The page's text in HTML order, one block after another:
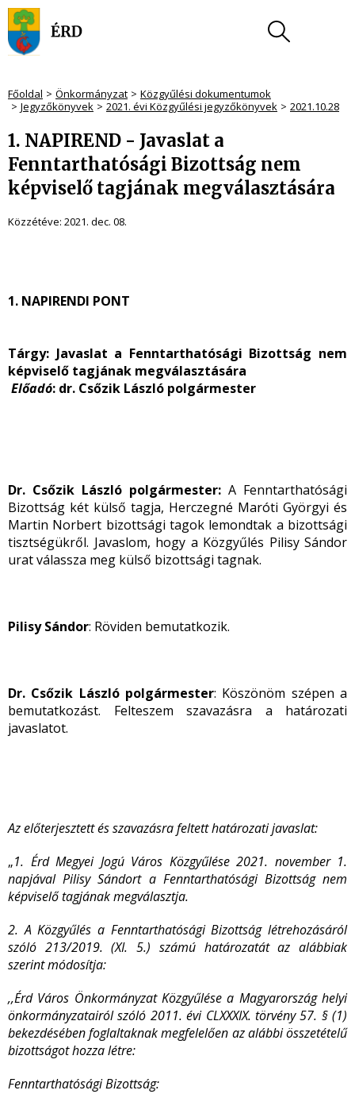
Főoldal Önkormányzat
Közgyűlési dokumentumok
Jegyzőkönyvek
2021. évi Közgyűlési jegyzőkönyvek 2021.10.28
1. NAPIREND - Javaslat a
Fenntarthatósági Bizottság nem
képviselő tagjának megválasztására
Közzétéve: 2021. dec. 08.
1. NAPIRENDI PONT
Tárgy: Javaslat a Fenntarthatósági Bizottság nem
képviselő tagjának megválasztására
Előadó: dr. Csőzik László polgármester
Dr. Csőzik László polgármester: A Fenntarthatósági
Bizottság két külső tagja, Herczegné Maróti Györgyi és
Martin Norbert bizottsági tagok lemondtak a bizottsági
tisztségükről. Javaslom, hogy a Közgyűlés Pilisy Sándor
urat válassza meg külső bizottsági tagnak.
Pilisy Sándor: Röviden bemutatkozik.
Dr. Csőzik László polgármester: Köszönöm szépen a
bemutatkozást. Felteszem szavazásra a határozati
javaslatot.
Az előterjesztett és szavazásra feltett határozati javaslat:
„1. Érd Megyei Jogú Város Közgyűlése 2021. november 1.
napjával Pilisy Sándort a Fenntarthatósági Bizottság nem
képviselő tagjának megválasztja.
2. A Közgyűlés a Fenntarthatósági Bizottság létrehozásáról
szóló 213/2019. (XI. 5.) számú határozatát az alábbiak
szerint módosítja:
,,Érd Város Önkormányzat Közgyűlése a Magyarország helyi
önkormányzatairól szóló 2011. évi CLXXXIX. törvény 57. § (1)
bekezdésében foglaltaknak megfelelően az alábbi összetételű
bizottságot hozza létre:
Fenntarthatósági Bizottság: